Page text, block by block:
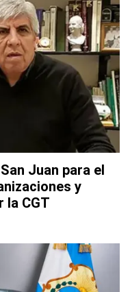
Juan para el
y
la CGT